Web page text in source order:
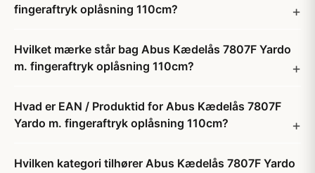
fingeraftryk oplåsning 110cm?
Hvilket mærke står bag Abus Kædelås 7807F Yardo
m. fingeraftryk oplåsning 110cm?
Hvad er EAN / Produktid for Abus Kædelås 7807F
Yardo m. fingeraftryk oplåsning 110cm?
Hvilken kategori tilhører Abus Kædelås 7807F Yardo